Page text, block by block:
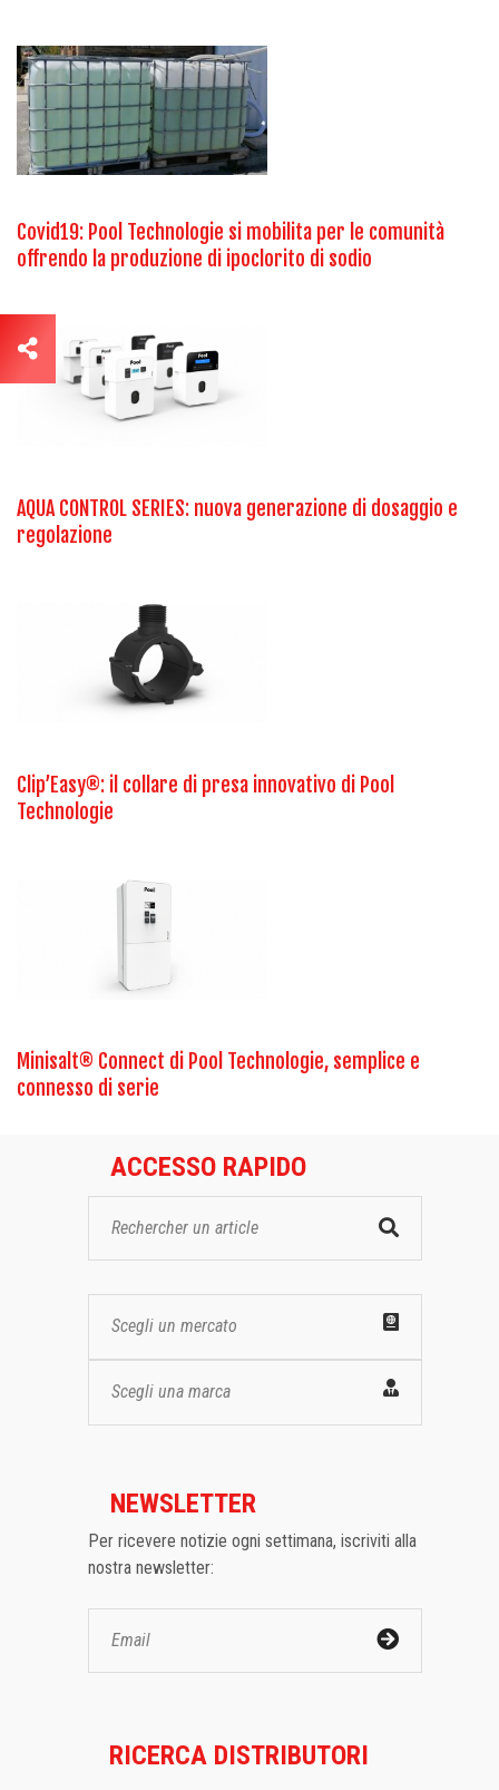
Covid19: Pool Technologie si mobilita per le comunità
offrendo la produzione di ipoclorito di sodio
AQUA CONTROL SERIES: nuova generazione di dosaggio e
regolazione
Clip’Easy®: il collare di presa innovativo di Pool
Technologie
Minisalt® Connect di Pool Technologie, semplice e
connesso di serie
ACCESSO RAPIDO
Scegli un mercato
Scegli una marca
NEWSLETTER
Per ricevere notizie ogni settimana, iscriviti alla
nostra newsletter:
RICERCA DISTRIBUTORI